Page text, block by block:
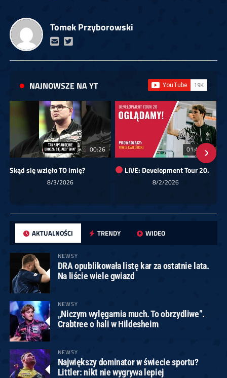
Tomek Przyborowski
NAJNOWSZE NA YT
00:26
Skąd się wzięło TO imię?
8/3/2026
01:40:24
LIVE: Development Tour 20.
8/2/2026
AKTUALNOŚCI TRENDY WIDEO
NEWSY
DRA opublikowała listę kar za ostatnie lata.
Na liście wiele gwiazd
NEWSY
„Niczym wylęgarnia much. To obrzydliwe”.
Crabtree o hali w Hildesheim
NEWSY
Największy dominator w świecie sportu?
Littler: nikt nie wygrywa lepiej